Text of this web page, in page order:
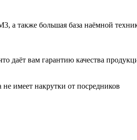
также большая база наёмной
даёт вам гарантию качества
имеет накрутки от посредников